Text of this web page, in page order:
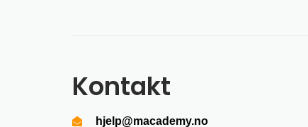
Kontakt
hjelp@macademy.no